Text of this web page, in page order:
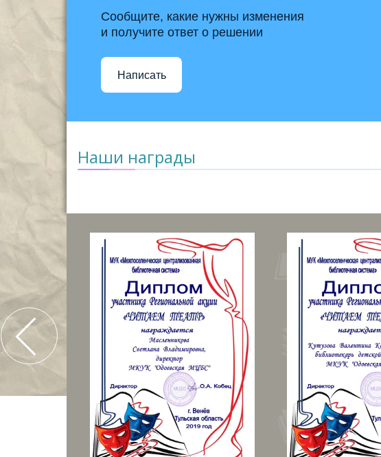
Сообщите, какие нужны изменения
и получите ответ о решении
Написать
Наши награды